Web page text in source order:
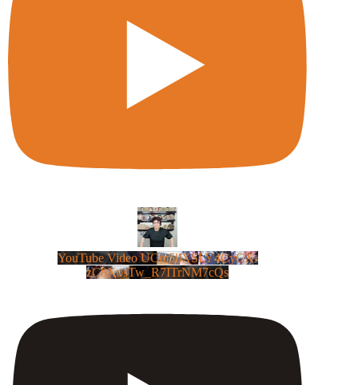
YouTube Video UCm5llXSLY4CyCX-
zC8XosTw_R7ITrNM7cQs